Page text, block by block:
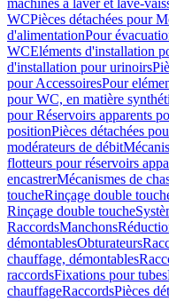
machines à laver et lave-
WCPièces détachées pour
d'alimentationPour
WCEléments d'installation
d'installation pour urinoirs
pour AccessoiresPour
pour WC, en matière
pour Réservoirs apparents
positionPièces détachées
modérateurs de débit
flotteurs pour réservoirs
encastrerMécanismes de
toucheRinçage double
Rinçage double touche
RaccordsManchons
démontablesObturateurs
chauffage, démontables
raccordsFixations pour tubes
chauffageRaccordsPièces